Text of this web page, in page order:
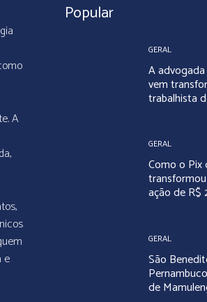
A
e
Popular
GERAL
A
vem
trabalhista
GERAL
Como o Pix
ação de R$
GERAL
São
de